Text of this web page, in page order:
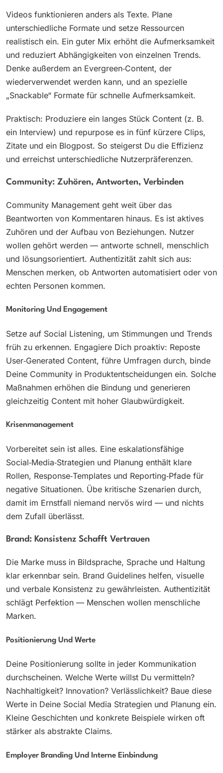
Videos funktionieren anders als Texte. Plane
unterschiedliche Formate und setze Ressourcen
realistisch ein. Ein guter Mix erhöht die Aufmerksamkeit
und reduziert Abhängigkeiten von einzelnen Trends.
Denke außerdem an Evergreen‑Content, der
wiederverwendet werden kann, und an spezielle
„Snackable“ Formate für schnelle Aufmerksamkeit.
Praktisch: Produziere ein langes Stück Content (z. B.
ein Interview) und repurpose es in fünf kürzere Clips,
Zitate und ein Blogpost. So steigerst Du die Effizienz
und erreichst unterschiedliche Nutzerpräferenzen.
Community: Zuhören, Antworten, Verbinden
Community Management geht weit über das
Beantworten von Kommentaren hinaus. Es ist aktives
Zuhören und der Aufbau von Beziehungen. Nutzer
wollen gehört werden — antworte schnell, menschlich
und lösungsorientiert. Authentizität zahlt sich aus:
Menschen merken, ob Antworten automatisiert oder von
echten Personen kommen.
Monitoring Und Engagement
Setze auf Social Listening, um Stimmungen und Trends
früh zu erkennen. Engagiere Dich proaktiv: Reposte
User‑Generated Content, führe Umfragen durch, binde
Deine Community in Produktentscheidungen ein. Solche
Maßnahmen erhöhen die Bindung und generieren
gleichzeitig Content mit hoher Glaubwürdigkeit.
Krisenmanagement
Vorbereitet sein ist alles. Eine eskalationsfähige
Social‑Media‑Strategien und Planung enthält klare
Rollen, Response‑Templates und Reporting‑Pfade für
negative Situationen. Übe kritische Szenarien durch,
damit im Ernstfall niemand nervös wird — und nichts
dem Zufall überlässt.
Brand: Konsistenz Schafft Vertrauen
Die Marke muss in Bildsprache, Sprache und Haltung
klar erkennbar sein. Brand Guidelines helfen, visuelle
und verbale Konsistenz zu gewährleisten. Authentizität
schlägt Perfektion — Menschen wollen menschliche
Marken.
Positionierung Und Werte
Deine Positionierung sollte in jeder Kommunikation
durchscheinen. Welche Werte willst Du vermitteln?
Nachhaltigkeit? Innovation? Verlässlichkeit? Baue diese
Werte in Deine Social Media Strategien und Planung ein.
Kleine Geschichten und konkrete Beispiele wirken oft
stärker als abstrakte Claims.
Employer Branding Und Interne Einbindung